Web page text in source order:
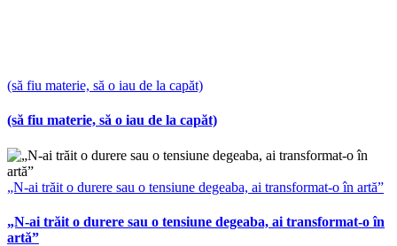
(să fiu materie, să o iau de la capăt)
(să fiu materie, să o iau de la capăt)
„N-ai trăit o durere sau o tensiune degeaba, ai transformat-o în artă”
„N-ai trăit o durere sau o tensiune degeaba, ai transformat-o în
artă”